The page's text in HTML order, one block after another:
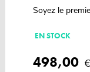
Soyez le
EN STOCK
498,00 €